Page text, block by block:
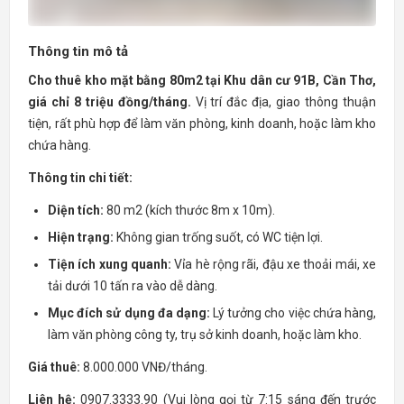
Thông tin mô tả
Cho thuê kho mặt bằng 80m2 tại Khu dân cư 91B, Cần Thơ,
giá chỉ 8 triệu đồng/tháng. Vị trí đắc địa, giao thông thuận
tiện, rất phù hợp để làm văn phòng, kinh doanh, hoặc làm kho
chứa hàng.
Thông tin chi tiết:
Diện tích: 80 m2 (kích thước 8m x 10m).
Hiện trạng: Không gian trống suốt, có WC tiện lợi.
Tiện ích xung quanh: Vỉa hè rộng rãi, đậu xe thoải mái, xe
tải dưới 10 tấn ra vào dễ dàng.
Mục đích sử dụng đa dạng: Lý tưởng cho việc chứa hàng,
làm văn phòng công ty, trụ sở kinh doanh, hoặc làm kho.
Giá thuê: 8.000.000 VNĐ/tháng.
Liên hệ: 0907.3333.90 (Vui lòng gọi từ 7:15 sáng đến trước